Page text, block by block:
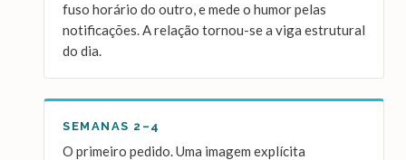
fuso horário do outro, e mede o humor pelas
notificações. A relação tornou-se a viga estrutural
do dia.
SEMANAS 2–4
O primeiro pedido. Uma imagem explícita